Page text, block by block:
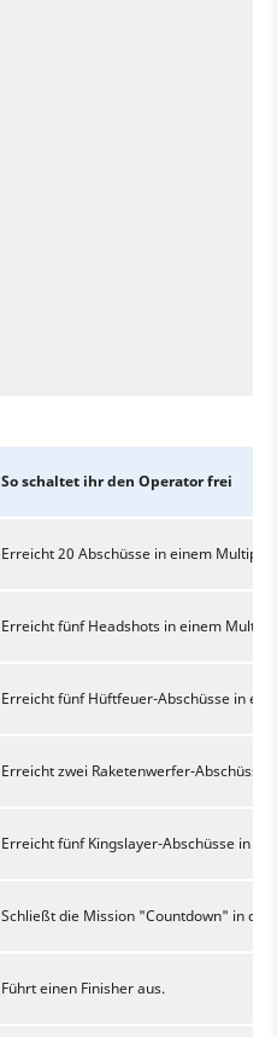
So schaltet ihr den Operator frei
Erreicht 20 Abschüsse in einem
Erreicht fünf Headshots in einem
Erreicht fünf Hüftfeuer-Abschüsse in
Erreicht zwei Raketenwerfer-
Erreicht fünf Kingslayer-Abschüsse in
Schließt die Mission "Countdown" in der
Führt einen Finisher aus.